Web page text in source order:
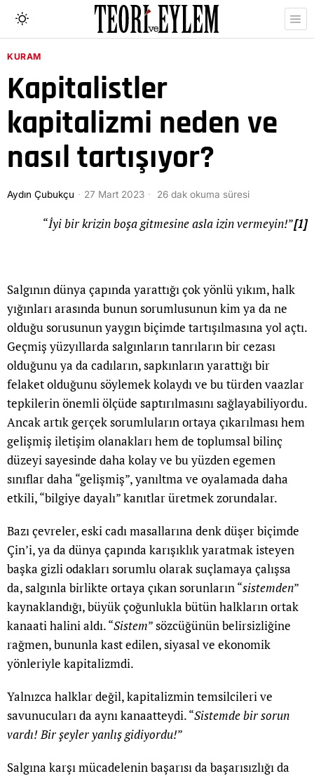
KURAM
Kapitalistler
kapitalizmi neden ve
nasıl tartışıyor?
Aydın Çubukçu 27 Mart 2023 26 dak okuma süresi
“İyi bir krizin boşa gitmesine asla izin vermeyin!”[1]
Salgının dünya çapında yarattığı çok yönlü yıkım, halk
yığınları arasında bunun sorumlusunun kim ya da ne
olduğu sorusunun yaygın biçimde tartışılmasına yol açtı.
Geçmiş yüzyıllarda salgınların tanrıların bir cezası
olduğunu ya da cadıların, sapkınların yarattığı bir
felaket olduğunu söylemek kolaydı ve bu türden vaazlar
tepkilerin önemli ölçüde saptırılmasını sağlayabiliyordu.
Ancak artık gerçek sorumluların ortaya çıkarılması hem
gelişmiş iletişim olanakları hem de toplumsal bilinç
düzeyi sayesinde daha kolay ve bu yüzden egemen
sınıflar daha “gelişmiş”, yanıltma ve oyalamada daha
etkili, “bilgiye dayalı” kanıtlar üretmek zorundalar.
Bazı çevreler, eski cadı masallarına denk düşer biçimde
Çin’i, ya da dünya çapında karışıklık yaratmak isteyen
başka gizli odakları sorumlu olarak suçlamaya çalışsa
da, salgınla birlikte ortaya çıkan sorunların “sistemden”
kaynaklandığı, büyük çoğunlukla bütün halkların ortak
kanaati halini aldı. “Sistem” sözcüğünün belirsizliğine
rağmen, bununla kast edilen, siyasal ve ekonomik
yönleriyle kapitalizmdi.
Yalnızca halklar değil, kapitalizmin temsilcileri ve
savunucuları da aynı kanaatteydi. “Sistemde bir sorun
vardı! Bir şeyler yanlış gidiyordu!”
Salgına karşı mücadelenin başarısı da başarısızlığı da